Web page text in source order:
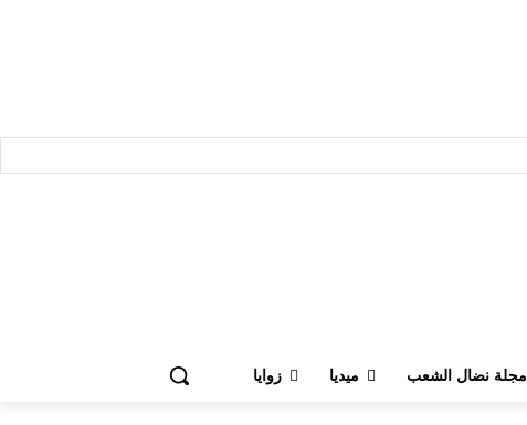
مجلة نضال الشعب ميديا زوايا